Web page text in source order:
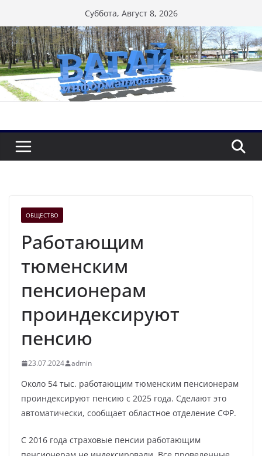
к
содержимому
Суббота, Август 8, 2026
ОБЩЕСТВО
Работающим
тюменским
пенсионерам
проиндексируют
пенсию
23.07.2024 admin
Около 54 тыс. работающим тюменским пенсионерам
проиндексируют пенсию с 2025 года. Сделают это
автоматически, сообщает областное отделение СФР.
С 2016 года страховые пенсии работающим